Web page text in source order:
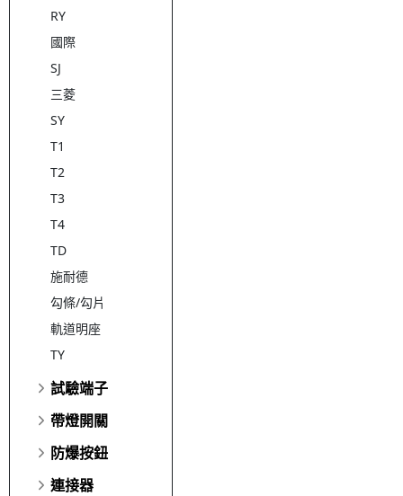
RY
國際
SJ
三菱
SY
T1
T2
T3
T4
TD
施耐德
勾條/勾片
軌道明座
TY
試驗端子
帶燈開關
防爆按鈕
連接器